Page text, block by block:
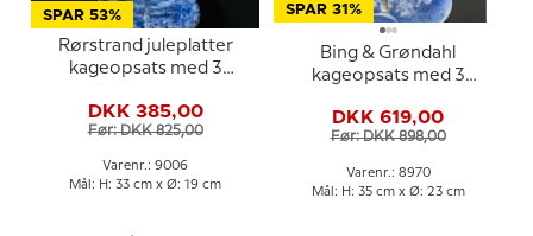
SPAR 53%
Rørstrand juleplatter
kageopsats med 3
DKK 385,00
Før: DKK 825,00
Varenr.: 9006
Mål: H: 33 cm x Ø: 19 cm
SPAR 31%
Bing & Grøndahl
kageopsats med 3
DKK 619,00
Før: DKK 898,00
Varenr.: 8970
Mål: H: 35 cm x Ø: 23 cm